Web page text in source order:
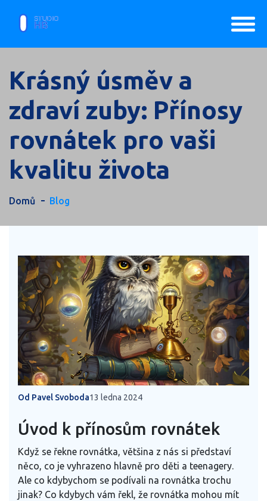
Krásný úsměv a
zdraví zuby: Přínosy
rovnátek pro vaši
kvalitu života
Domů Blog
Od Pavel Svoboda13 ledna 2024
Úvod k přínosům rovnátek
Když se řekne rovnátka, většina z nás si představí
něco, co je vyhrazeno hlavně pro děti a teenagery.
Ale co kdybychom se podívali na rovnátka trochu
jinak? Co kdybych vám řekl, že rovnátka mohou mít